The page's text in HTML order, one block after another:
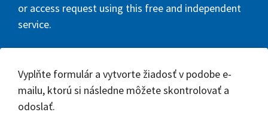
or access request using this free and independent
service.
Vyplňte formulár a vytvorte žiadosť v podobe e-
mailu, ktorú si následne môžete skontrolovať a
odoslať.